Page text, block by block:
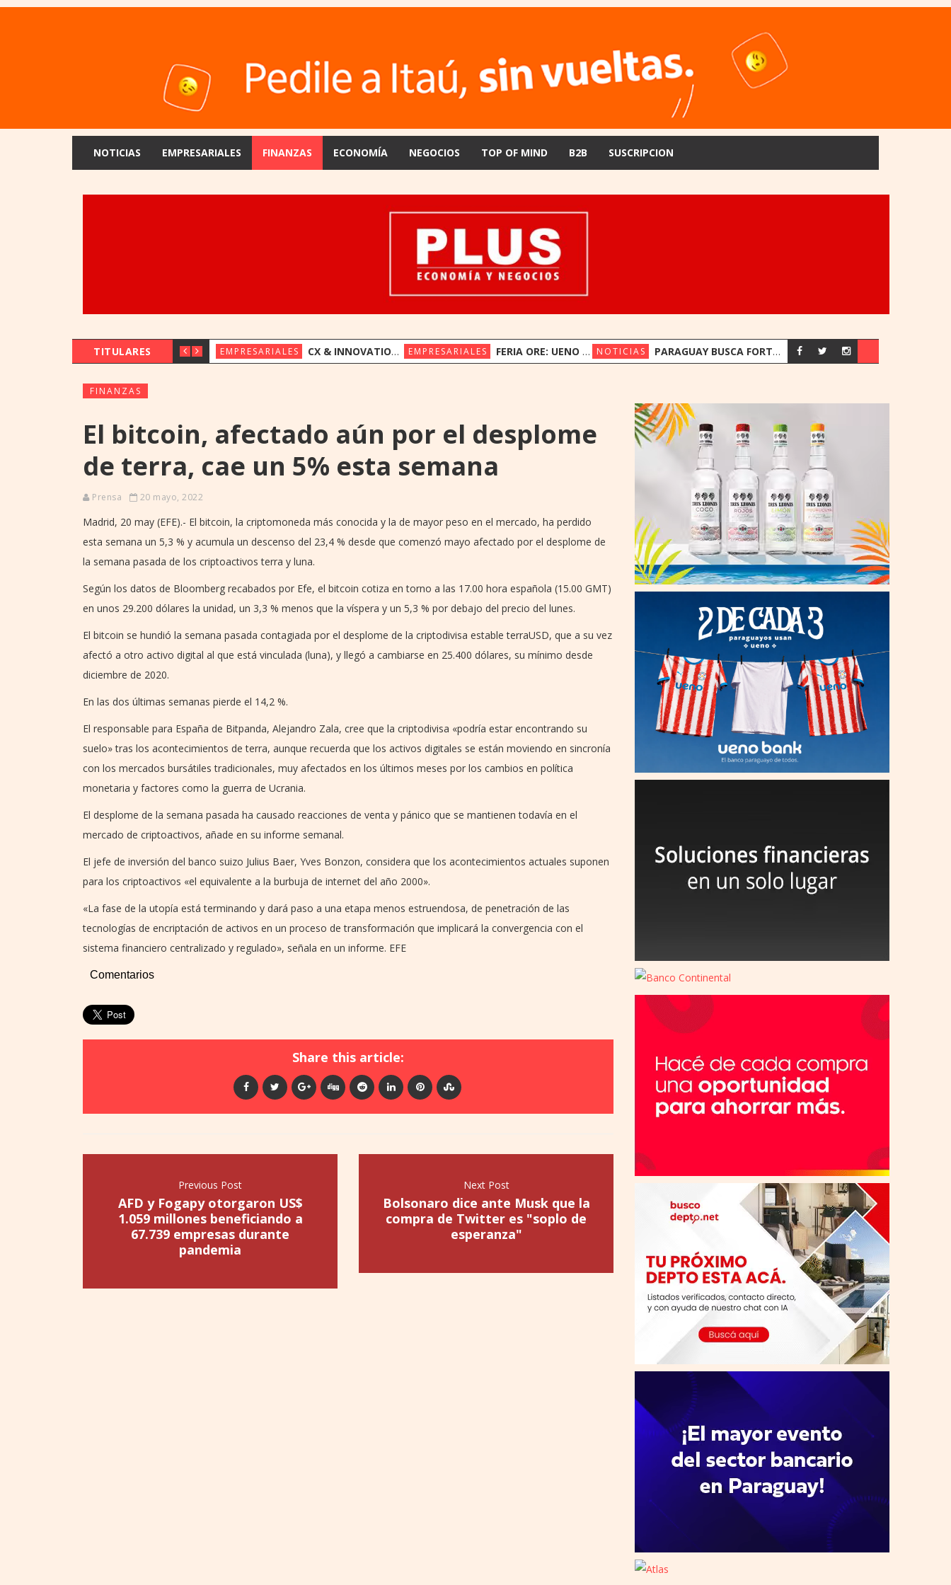
NOTICIAS EMPRESARIALES FINANZAS ECONOMÍA NEGOCIOS TOP OF MIND B2B SUSCRIPCION
TITULARES EMPRESARIALES CX & INNOVATION CONGRESS REÚNE A LÍDERES REGIONALES PARA EXPLORAR LA NUEVA ERA DE LA EXPERIENCIA DEL CLIENTE EMPRESARIALES FERIA ORE: UENO BANK APUESTA POR LA CULTURA INDÍGENA Y EL COMERCIO JUSTO NOTICIAS PARAGUAY BUSCA FORTALECER SU ESTRATEGIA ENERGÉTICA ANTE EL CRECIMIENTO DE LA DEMANDA
FINANZAS
El bitcoin, afectado aún por el desplome
de terra, cae un 5% esta semana
Prensa 20 mayo, 2022
Madrid, 20 may (EFE).- El bitcoin, la criptomoneda más conocida y la de mayor peso en el mercado, ha perdido
esta semana un 5,3 % y acumula un descenso del 23,4 % desde que comenzó mayo afectado por el desplome de
la semana pasada de los criptoactivos terra y luna.
Según los datos de Bloomberg recabados por Efe, el bitcoin cotiza en torno a las 17.00 hora española (15.00 GMT)
en unos 29.200 dólares la unidad, un 3,3 % menos que la víspera y un 5,3 % por debajo del precio del lunes.
El bitcoin se hundió la semana pasada contagiada por el desplome de la criptodivisa estable terraUSD, que a su vez
afectó a otro activo digital al que está vinculada (luna), y llegó a cambiarse en 25.400 dólares, su mínimo desde
diciembre de 2020.
En las dos últimas semanas pierde el 14,2 %.
El responsable para España de Bitpanda, Alejandro Zala, cree que la criptodivisa «podría estar encontrando su
suelo» tras los acontecimientos de terra, aunque recuerda que los activos digitales se están moviendo en sincronía
con los mercados bursátiles tradicionales, muy afectados en los últimos meses por los cambios en política
monetaria y factores como la guerra de Ucrania.
El desplome de la semana pasada ha causado reacciones de venta y pánico que se mantienen todavía en el
mercado de criptoactivos, añade en su informe semanal.
El jefe de inversión del banco suizo Julius Baer, Yves Bonzon, considera que los acontecimientos actuales suponen
para los criptoactivos «el equivalente a la burbuja de internet del año 2000».
«La fase de la utopía está terminando y dará paso a una etapa menos estruendosa, de penetración de las
tecnologías de encriptación de activos en un proceso de transformación que implicará la convergencia con el
sistema financiero centralizado y regulado», señala en un informe. EFE
Comentarios
Share this article:
Previous Post
AFD y Fogapy otorgaron US$
1.059 millones beneficiando a
67.739 empresas durante
pandemia
Next Post
Bolsonaro dice ante Musk que la
compra de Twitter es "soplo de
esperanza"